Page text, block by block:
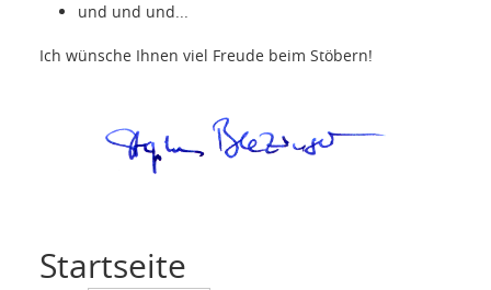
und und und...
Ich wünsche Ihnen viel Freude beim Stöbern!
Startseite